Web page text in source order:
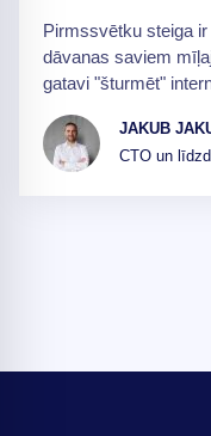
Pirmssvētku steiga
dāvanas saviem
gatavi "šturmēt"
JAKUB
CTO un